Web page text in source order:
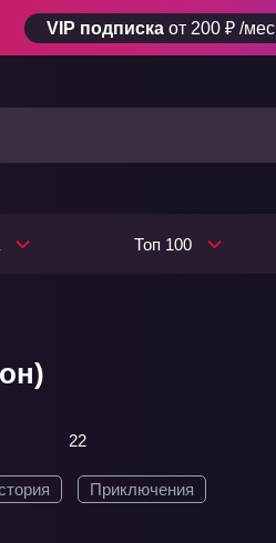
VIP подписка от 200 ₽ /мес
Топ 100
22
Приключения